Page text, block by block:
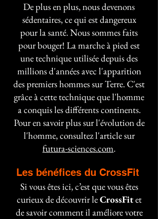
De plus en plus, nous devenons
sédentaires, ce qui est dangereux
pour la santé. Nous sommes faits
pour bouger! La marche à pied est
une technique utilisée depuis des
millions d'années avec l'apparition
des premiers hommes sur Terre. C'est
grâce à cette technique que l'homme
a conquis les différents continents.
Pour en savoir plus sur l'évolution de
l'homme, consultez l'article sur
futura-sciences.com.
Les bénéfices du CrossFit
Si vous êtes ici, c’est que vous êtes
curieux de découvrir leCrossFitet
de savoir comment il améliore votre